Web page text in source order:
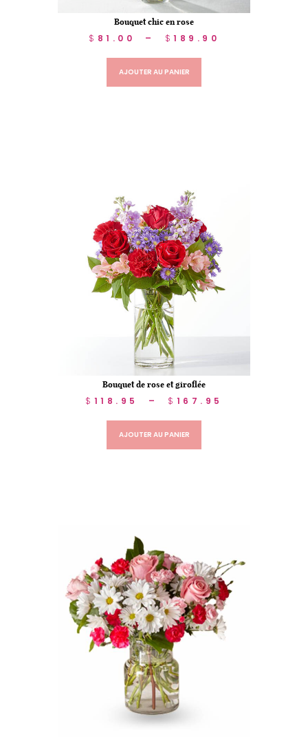
Bouquet chic en rose
$ 81.00 – $ 189.90
AJOUTER AU PANIER
Bouquet de rose et giroflée
$ 118.95 – $ 167.95
AJOUTER AU PANIER